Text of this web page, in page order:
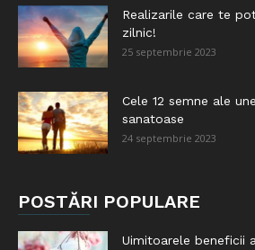
Realizarile care te
zilnic!
25 septembrie 2023
Cele 12 semne ale
sanatoase
24 septembrie 2023
POSTĂRI POPULARE
Uimitoarele beneficii